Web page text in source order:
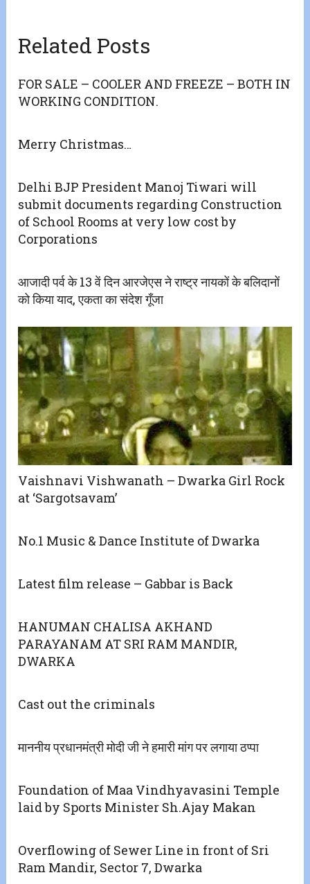
Related Posts
FOR SALE – COOLER AND FREEZE – BOTH IN
WORKING CONDITION.
Merry Christmas…
Delhi BJP President Manoj Tiwari will
submit documents regarding Construction
of School Rooms at very low cost by
Corporations
आजादी पर्व के 13 वें दिन आरजेएस ने राष्ट्र नायकों के बलिदानों
को किया याद, एकता का संदेश गूँजा
Vaishnavi Vishwanath – Dwarka Girl Rock
at ‘Sargotsavam’
No.1 Music & Dance Institute of Dwarka
Latest film release – Gabbar is Back
HANUMAN CHALISA AKHAND
PARAYANAM AT SRI RAM MANDIR,
DWARKA
Cast out the criminals
माननीय प्रधानमंत्री मोदी जी ने हमारी मांग पर लगाया ठप्पा
Foundation of Maa Vindhyavasini Temple
laid by Sports Minister Sh.Ajay Makan
Overflowing of Sewer Line in front of Sri
Ram Mandir, Sector 7, Dwarka